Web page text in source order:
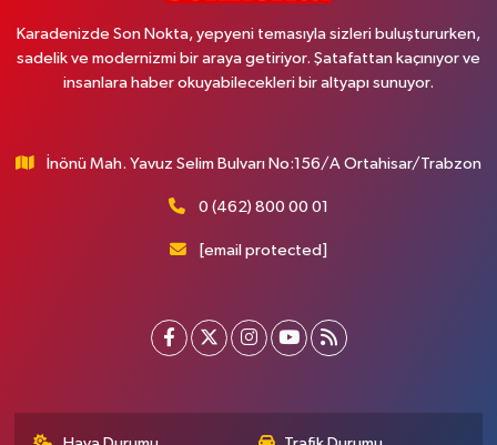
Karadenizde Son Nokta, yepyeni temasıyla sizleri buluştururken,
sadelik ve modernizmi bir araya getiriyor. Şatafattan kaçınıyor ve
insanlara haber okuyabilecekleri bir altyapı sunuyor.
İnönü Mah. Yavuz Selim Bulvarı No:156/A Ortahisar/Trabzon
0 (462) 800 00 01
[email protected]